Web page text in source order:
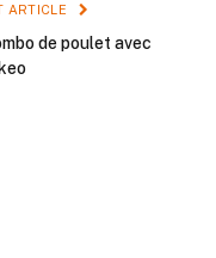
ARTICLE
de poulet avec